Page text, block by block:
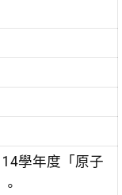
學年度「原子